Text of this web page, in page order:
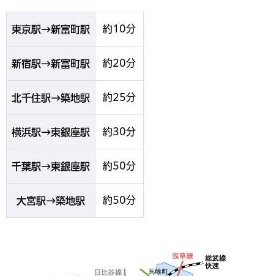
東京駅→新富町駅 約10分
新宿駅→新富町駅 約20分
北千住駅→築地駅 約25分
横浜駅→東銀座駅 約30分
千葉駅→東銀座駅 約50分
大宮駅→築地駅 約50分